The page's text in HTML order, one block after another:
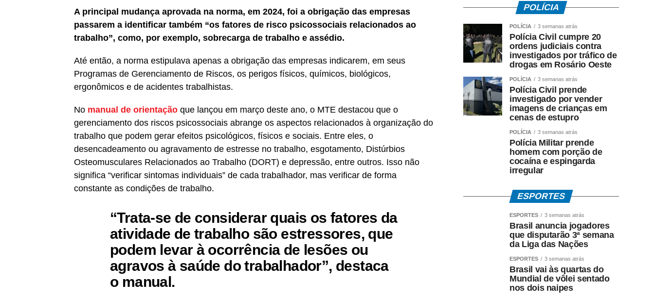
A principal mudança aprovada na norma, em 2024, foi a obrigação das empresas
passarem a identificar também “os fatores de risco psicossociais relacionados ao
trabalho”, como, por exemplo, sobrecarga de trabalho e assédio.
Até então, a norma estipulava apenas a obrigação das empresas indicarem, em seus
Programas de Gerenciamento de Riscos, os perigos físicos, químicos, biológicos,
ergonômicos e de acidentes trabalhistas.
No manual de orientação que lançou em março deste ano, o MTE destacou que o
gerenciamento dos riscos psicossociais abrange os aspectos relacionados à organização do
trabalho que podem gerar efeitos psicológicos, físicos e sociais. Entre eles, o
desencadeamento ou agravamento de estresse no trabalho, esgotamento, Distúrbios
Osteomusculares Relacionados ao Trabalho (DORT) e depressão, entre outros. Isso não
significa “verificar sintomas individuais” de cada trabalhador, mas verificar de forma
constante as condições de trabalho.
“Trata-se de considerar quais os fatores da
atividade de trabalho são estressores, que
podem levar à ocorrência de lesões ou
agravos à saúde do trabalhador”, destaca
o manual.
POLÍCIA
POLÍCIA 3 semanas atrás
Polícia Civil cumpre 20
ordens judiciais contra
investigados por tráfico de
drogas em Rosário Oeste
POLÍCIA 3 semanas atrás
Polícia Civil prende
investigado por vender
imagens de crianças em
cenas de estupro
POLÍCIA 3 semanas atrás
Polícia Militar prende
homem com porção de
cocaína e espingarda
irregular
ESPORTES
ESPORTES 3 semanas atrás
Brasil anuncia jogadores
que disputarão 3ª semana
da Liga das Nações
ESPORTES 3 semanas atrás
Brasil vai às quartas do
Mundial de vôlei sentado
nos dois naipes